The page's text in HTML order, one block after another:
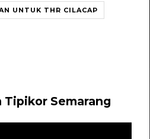
UNTUK THR CILACAP
Tipikor Semarang